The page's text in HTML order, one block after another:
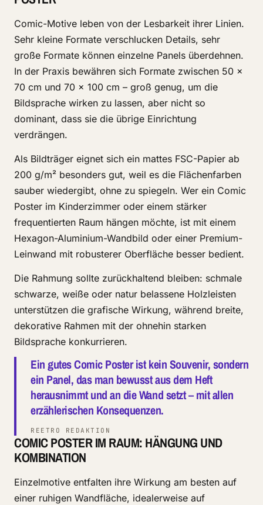
Comic-Motive leben von der Lesbarkeit ihrer Linien.
Sehr kleine Formate verschlucken Details, sehr
große Formate können einzelne Panels überdehnen.
In der Praxis bewähren sich Formate zwischen 50 ×
70 cm und 70 × 100 cm – groß genug, um die
Bildsprache wirken zu lassen, aber nicht so
dominant, dass sie die übrige Einrichtung
verdrängen.
Als Bildträger eignet sich ein mattes FSC-Papier ab
200 g/m² besonders gut, weil es die Flächenfarben
sauber wiedergibt, ohne zu spiegeln. Wer ein Comic
Poster im Kinderzimmer oder einem stärker
frequentierten Raum hängen möchte, ist mit einem
Hexagon-Aluminium-Wandbild oder einer Premium-
Leinwand mit robusterer Oberfläche besser bedient.
Die Rahmung sollte zurückhaltend bleiben: schmale
schwarze, weiße oder natur belassene Holzleisten
unterstützen die grafische Wirkung, während breite,
dekorative Rahmen mit der ohnehin starken
Bildsprache konkurrieren.
Ein gutes Comic Poster ist kein Souvenir, sondern
ein Panel, das man bewusst aus dem Heft
herausnimmt und an die Wand setzt – mit allen
erzählerischen Konsequenzen.
REETRO REDAKTION
COMIC POSTER IM RAUM: HÄNGUNG UND
KOMBINATION
Einzelmotive entfalten ihre Wirkung am besten auf
einer ruhigen Wandfläche, idealerweise auf